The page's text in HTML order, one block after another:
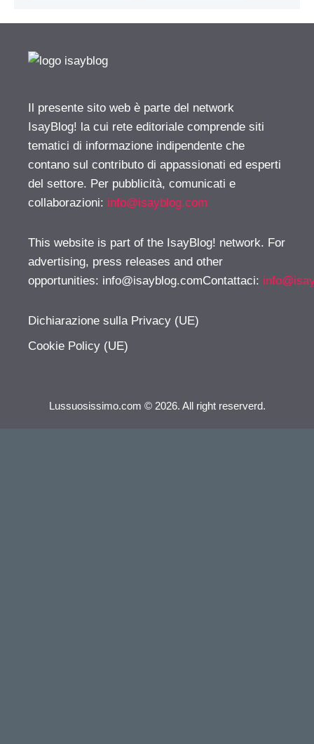
Il presente sito web è parte del network
IsayBlog! la cui rete editoriale comprende siti
tematici di informazione indipendente che
contano sul contributo di appassionati ed esperti
del settore. Per pubblicità, comunicati e
collaborazioni: info@isayblog.com
This website is part of the IsayBlog! network. For
advertising, press releases and other
opportunities: info@isayblog.comContattaci:
Dichiarazione sulla Privacy (UE)
Cookie Policy (UE)
Lussuosissimo.com © 2026. All right reserverd.